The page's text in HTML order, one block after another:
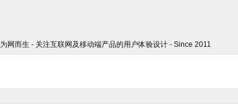
为网而生 - 关注互联网及移动端产品的用户体验设计 - Since 2011